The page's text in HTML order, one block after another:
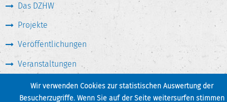
Wir verwenden Cookies zur statistischen Auswertung der
Besucherzugriffe. Wenn Sie auf der Seite weitersurfen stimmen
Das DZHW
Projekte
Veröffentlichungen
Veranstaltungen
Medien & Service